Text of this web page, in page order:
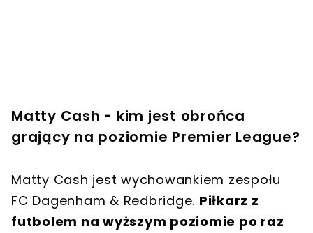
Matty Cash - kim jest obrońca
grający na poziomie Premier League?
Matty Cash jest wychowankiem zespołu
FC Dagenham & Redbridge. Piłkarz z
futbolem na wyższym poziomie po raz